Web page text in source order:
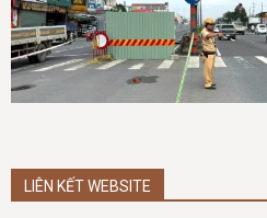
LIÊN KẾT WEBSITE